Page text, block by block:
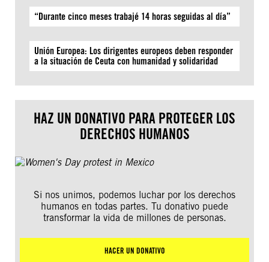
“Durante cinco meses trabajé 14 horas seguidas al día”
Unión Europea: Los dirigentes europeos deben responder
a la situación de Ceuta con humanidad y solidaridad
HAZ UN DONATIVO PARA PROTEGER LOS
DERECHOS HUMANOS
Si nos unimos, podemos luchar por los derechos
humanos en todas partes. Tu donativo puede
transformar la vida de millones de personas.
HACER UN DONATIVO